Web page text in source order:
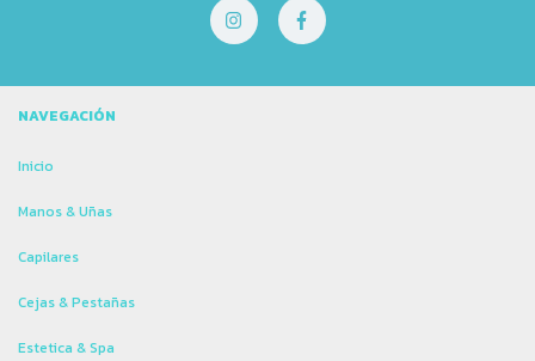
NAVEGACIÓN
Inicio
Manos & Uñas
Capilares
Cejas & Pestañas
Estetica & Spa